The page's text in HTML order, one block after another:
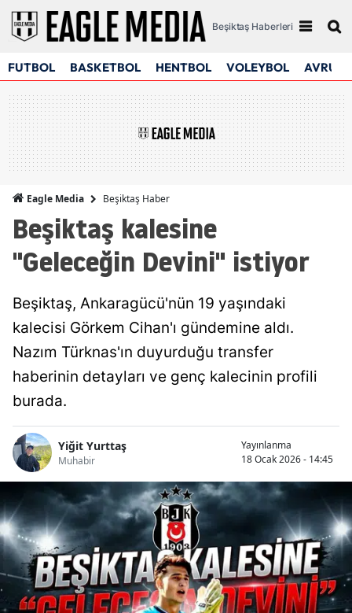
Beşiktaş Haberleri
FUTBOL BASKETBOL HENTBOL VOLEYBOL
Eagle Media Beşiktaş Haber
Beşiktaş kalesine
"Geleceğin Devini" istiyor
Beşiktaş, Ankaragücü'nün 19 yaşındaki
kalecisi Görkem Cihan'ı gündemine aldı.
Nazım Türknas'ın duyurduğu transfer
haberinin detayları ve genç kalecinin profili
burada.
Yiğit Yurttaş
Muhabir
Yayınlanma
18 Ocak 2026 - 14:45